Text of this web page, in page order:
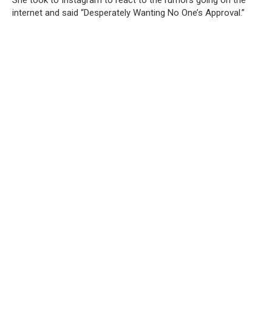
internet and said “Desperately Wanting No One’s Approval.”